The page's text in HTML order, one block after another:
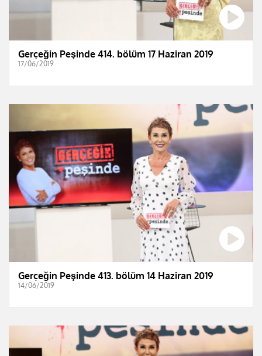
Gerçeğin Peşinde 414. bölüm 17 Haziran 2019
17/06/2019
Gerçeğin Peşinde 413. bölüm 14 Haziran 2019
14/06/2019